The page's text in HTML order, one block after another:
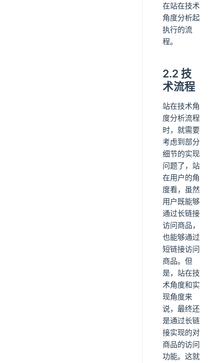
在站在技术
角度分析起
执行的流
程。
2.2 技
术流程
站在技术角
度分析流程
时，就需要
考虑到部分
细节的实现
问题了，站
在用户的角
度看，虽然
用户既能够
通过长链接
访问商品，
也能够通过
短链接访问
商品。但
是，站在技
术角度和实
现角度来
说，最终还
是通过长链
接实现的对
商品的访问
功能。这就